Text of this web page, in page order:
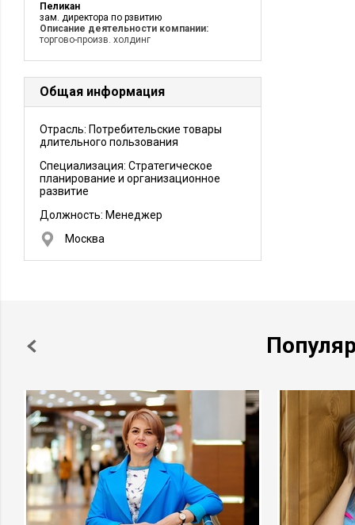
Пеликан
зам. директора по рзвитию
Описание деятельности компании:
торгово-произв. холдинг
Общая информация
Отрасль: Потребительские товары
длительного пользования
Специализация: Стратегическое
планирование и организационное
развитие
Должность: Менеджер
Москва